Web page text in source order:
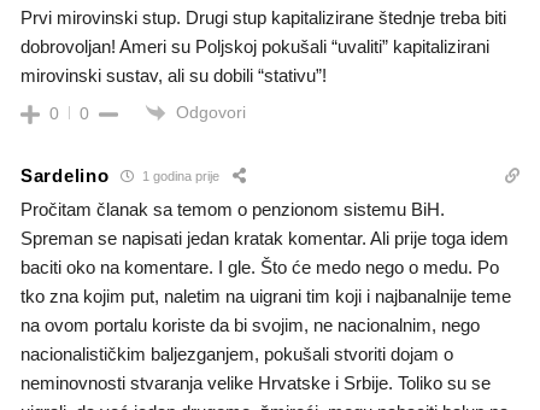
Prvi mirovinski stup. Drugi stup kapitalizirane štednje treba biti
dobrovoljan! Ameri su Poljskoj pokušali “uvaliti” kapitalizirani
mirovinski sustav, ali su dobili “stativu”!
0 0 Odgovori
Sardelino 1 godina prije
Pročitam članak sa temom o penzionom sistemu BiH.
Spreman se napisati jedan kratak komentar. Ali prije toga idem
baciti oko na komentare. I gle. Što će medo nego o medu. Po
tko zna kojim put, naletim na uigrani tim koji i najbanalnije teme
na ovom portalu koriste da bi svojim, ne nacionalnim, nego
nacionalističkim baljezganjem, pokušali stvoriti dojam o
neminovnosti stvaranja velike Hrvatske i Srbije. Toliko su se